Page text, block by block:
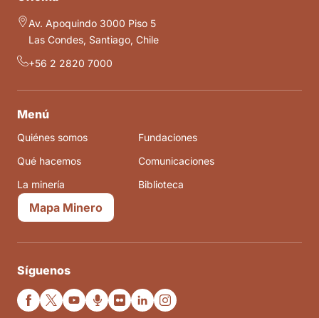
Av. Apoquindo 3000 Piso 5
Las Condes, Santiago, Chile
+56 2 2820 7000
Menú
Quiénes somos
Qué hacemos
La minería
Fundaciones
Comunicaciones
Biblioteca
Mapa Minero
Síguenos